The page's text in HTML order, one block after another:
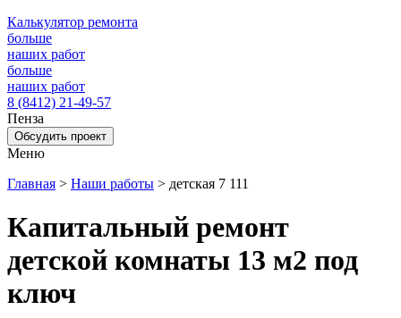
Калькулятор ремонта
больше
наших работ
больше
наших работ
8 (8412) 21-49-57
Пенза
Обсудить проект
Меню
Главная > Наши работы > детская 7 111
Капитальный ремонт
детской комнаты 13 м2 под
ключ